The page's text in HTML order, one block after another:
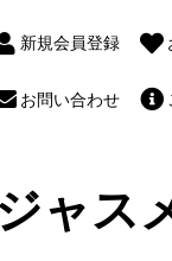
新規会員登録
お問い合わせ
ャス